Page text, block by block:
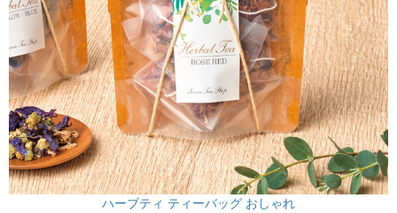
ハーブティ ティーバッグ おしゃれ